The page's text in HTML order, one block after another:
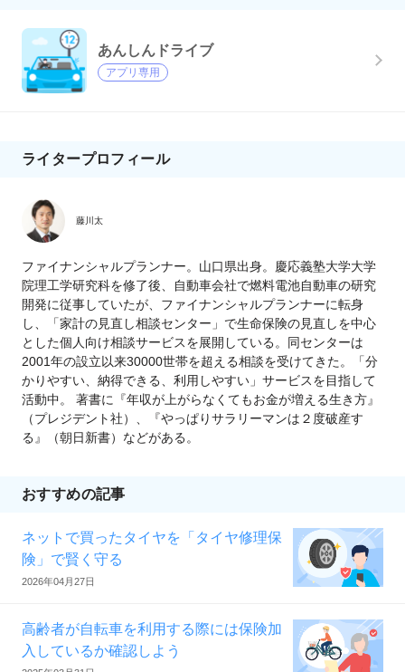
あんしんドライブ
アプリ専用
ライタープロフィール
藤川太
ファイナンシャルプランナー。山口県出身。慶応義塾大学大学
院理工学研究科を修了後、自動車会社で燃料電池自動車の研究
開発に従事していたが、ファイナンシャルプランナーに転身
し、「家計の見直し相談センター」で生命保険の見直しを中心
とした個人向け相談サービスを展開している。同センターは
2001年の設立以来30000世帯を超える相談を受けてきた。「分
かりやすい、納得できる、利用しやすい」サービスを目指して
活動中。 著書に『年収が上がらなくてもお金が増える生き方』
（プレジデント社）、『やっぱりサラリーマンは２度破産す
る』（朝日新書）などがある。
おすすめの記事
ネットで買ったタイヤを「タイヤ修理保
険」で賢く守る
2026年04月27日
高齢者が自転車を利用する際には保険加
入しているか確認しよう